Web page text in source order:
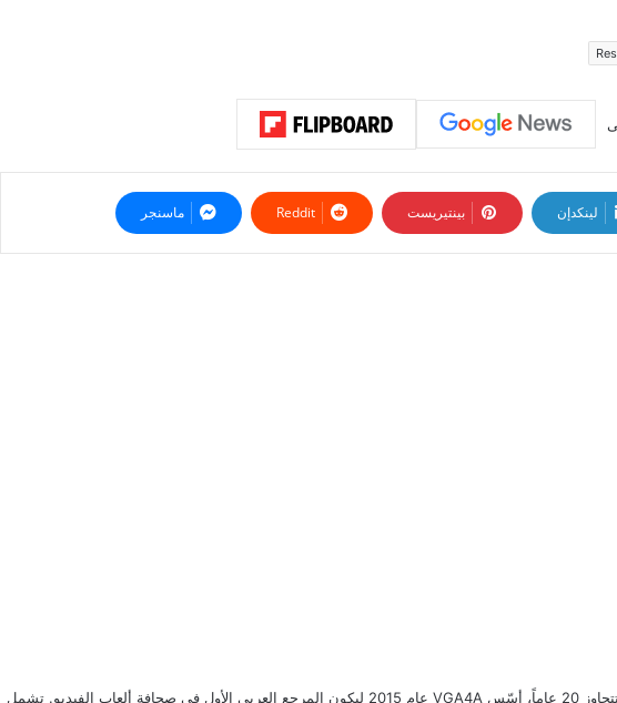
لينكدإن بينتيريست ‏Reddit ماسنجر
طبيب وناقد ألعاب بخبرة تتجاوز 20 عاماً، أسّس VGA4A عام 2015 ليكون المرجع العربي الأول في صحافة ألعاب الفيديو. تشمل